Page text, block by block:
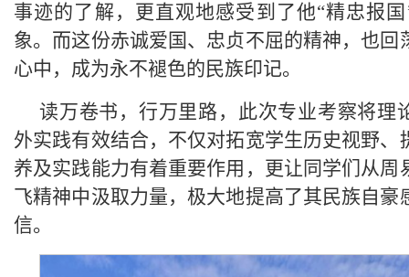
事迹的了解，更直观地感受到了他“精忠报
象。而这份赤诚爱国、忠贞不屈的精神，也回
心中，成为永不褪色的民族印记。
读万卷书，行万里路，此次专业考察将理
外实践有效结合，不仅对拓宽学生历史视野、
养及实践能力有着重要作用，更让同学们从周
飞精神中汲取力量，极大地提高了其民族自豪
信。